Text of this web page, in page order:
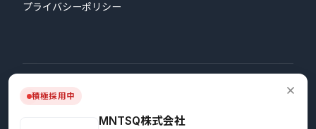
積極採用中
MNTSQ株式会社
プライバシーポリシー